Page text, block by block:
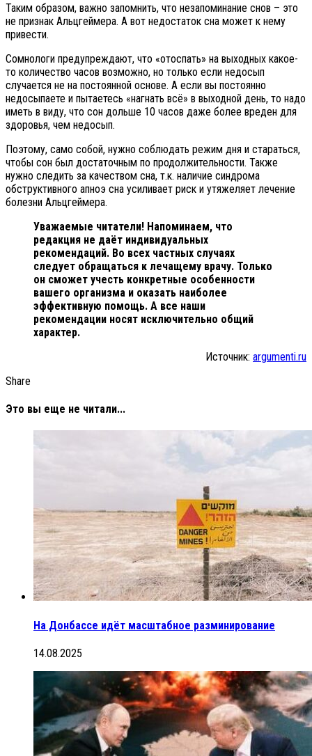
Таким образом, важно запомнить, что незапоминание снов – это
не признак Альцгеймера. А вот недостаток сна может к нему
привести.
Сомнологи предупреждают, что «отоспать» на выходных какое-
то количество часов возможно, но только если недосып
случается не на постоянной основе. А если вы постоянно
недосыпаете и пытаетесь «нагнать всё» в выходной день, то надо
иметь в виду, что сон дольше 10 часов даже более вреден для
здоровья, чем недосып.
Поэтому, само собой, нужно соблюдать режим дня и стараться,
чтобы сон был достаточным по продолжительности. Также
нужно следить за качеством сна, т.к. наличие синдрома
обструктивного апноэ сна усиливает риск и утяжеляет лечение
болезни Альцгеймера.
Уважаемые читатели! Напоминаем, что
редакция не даёт индивидуальных
рекомендаций. Во всех частных случаях
следует обращаться к лечащему врачу. Только
он сможет учесть конкретные особенности
вашего организма и оказать наиболее
эффективную помощь. А все наши
рекомендации носят исключительно общий
характер.
Источник: argumenti.ru
Share
Это вы еще не читали...
На Донбассе идёт масштабное разминирование
14.08.2025